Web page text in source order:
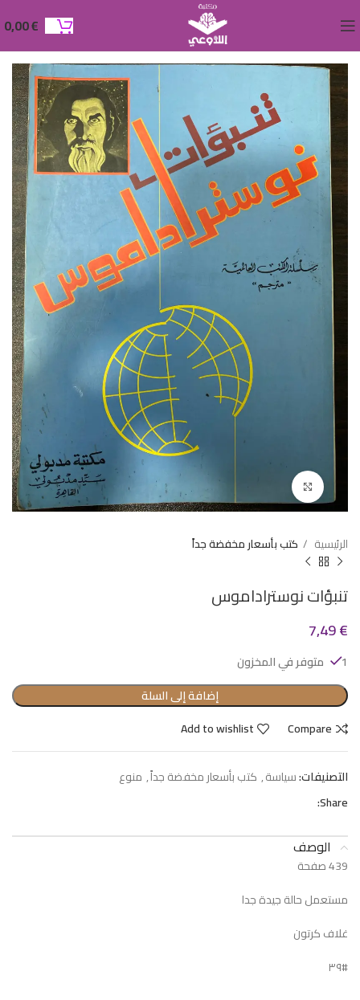
0,00€
الرئيسية كتب بأسعار مخفضة جداً
تنبؤات نوستراداموس
7,49€
1 متوفر في المخزون
إضافة إلى السلة
Compare
Add to wishlist
التصنيفات:سياسة, كتب بأسعار مخفضة جداً, منوع
Share:
الوصف
439 صفحة
مستعمل حالة جيدة جدا
غلاف كرتون
#٣٩